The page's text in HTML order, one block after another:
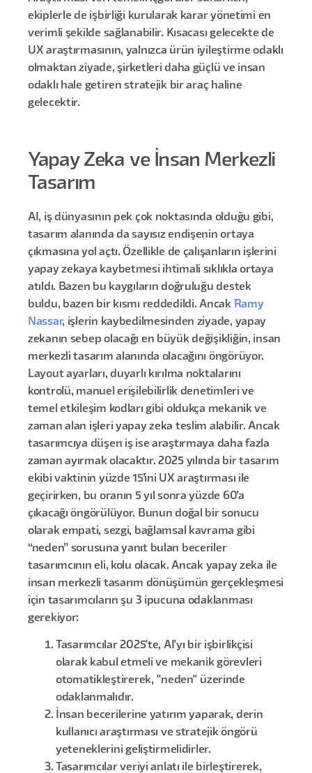
ekiplerle de işbirliği kurularak karar yönetimi en
verimli şekilde sağlanabilir. Kısacası gelecekte de
UX araştırmasının, yalnızca ürün iyileştirme odaklı
olmaktan ziyade, şirketleri daha güçlü ve insan
odaklı hale getiren stratejik bir araç haline
gelecektir.
Yapay Zeka ve İnsan Merkezli
Tasarım
AI, iş dünyasının pek çok noktasında olduğu gibi,
tasarım alanında da sayısız endişenin ortaya
çıkmasına yol açtı. Özellikle de çalışanların işlerini
yapay zekaya kaybetmesi ihtimali sıklıkla ortaya
atıldı. Bazen bu kaygıların doğruluğu destek
buldu, bazen bir kısmı reddedildi. Ancak Ramy
Nassar, işlerin kaybedilmesinden ziyade, yapay
zekanın sebep olacağı en büyük değişikliğin, insan
merkezli tasarım alanında olacağını öngörüyor.
Layout ayarları, duyarlı kırılma noktalarını
kontrolü, manuel erişilebilirlik denetimleri ve
temel etkileşim kodları gibi oldukça mekanik ve
zaman alan işleri yapay zeka teslim alabilir. Ancak
tasarımcıya düşen iş ise araştırmaya daha fazla
zaman ayırmak olacaktır. 2025 yılında bir tasarım
ekibi vaktinin yüzde 15’ini UX araştırması ile
geçirirken, bu oranın 5 yıl sonra yüzde 60’a
çıkacağı öngörülüyor. Bunun doğal bir sonucu
olarak empati, sezgi, bağlamsal kavrama gibi
“neden” sorusuna yanıt bulan beceriler
tasarımcının eli, kolu olacak. Ancak yapay zeka ile
insan merkezli tasarım dönüşümün gerçekleşmesi
için tasarımcıların şu 3 ipucuna odaklanması
gerekiyor:
Tasarımcılar 2025'te, AI'yı bir işbirlikçisi
olarak kabul etmeli ve mekanik görevleri
otomatikleştirerek, "neden" üzerinde
odaklanmalıdır.
İnsan becerilerine yatırım yaparak, derin
kullanıcı araştırması ve stratejik öngörü
yeteneklerini geliştirmelidirler.
Tasarımcılar veriyi anlatı ile birleştirerek,